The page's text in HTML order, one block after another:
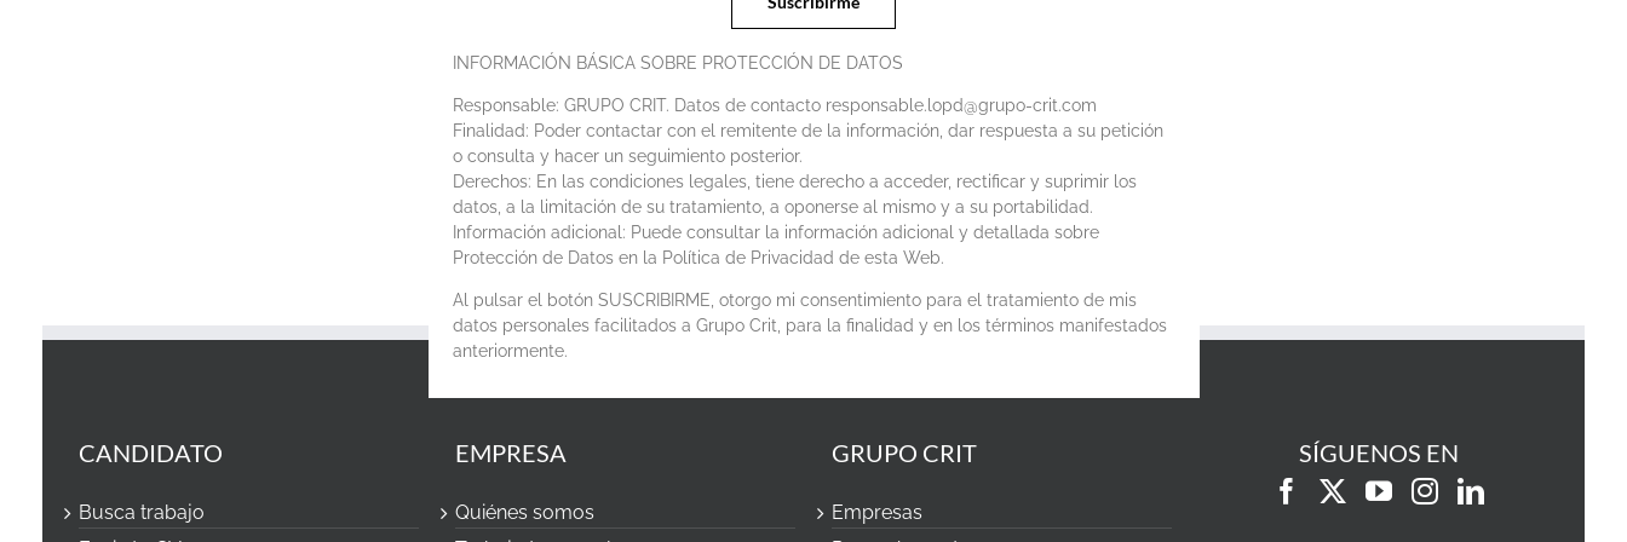
INFORMACIÓN BÁSICA SOBRE PROTECCIÓN DE DATOS
Responsable: GRUPO CRIT. Datos de contacto responsable.lopd@grupo-crit.com
Finalidad: Poder contactar con el remitente de la información, dar respuesta a su petición
o consulta y hacer un seguimiento posterior.
Derechos: En las condiciones legales, tiene derecho a acceder, rectificar y suprimir los
datos, a la limitación de su tratamiento, a oponerse al mismo y a su portabilidad.
Información adicional: Puede consultar la información adicional y detallada sobre
Protección de Datos en la Política de Privacidad de esta Web.
Al pulsar el botón SUSCRIBIRME, otorgo mi consentimiento para el tratamiento de mis
datos personales facilitados a Grupo Crit, para la finalidad y en los términos manifestados
anteriormente.
CANDIDATO
Busca trabajo
EMPRESA
Quiénes somos
GRUPO CRIT
Empresas
SÍGUENOS EN